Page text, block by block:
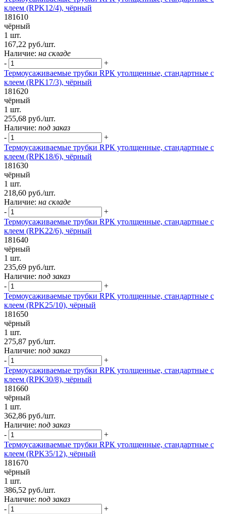
клеем (RPK12/4), чёрный
181610
чёрный
1 шт.
167,22 руб./шт.
Наличие: на складе
-
+
Термоусаживаемые трубки RPК утолщенные, стандартные с
клеем (RPK17/3), чёрный
181620
чёрный
1 шт.
255,68 руб./шт.
Наличие: под заказ
-
+
Термоусаживаемые трубки RPК утолщенные, стандартные с
клеем (RPK18/6), чёрный
181630
чёрный
1 шт.
218,60 руб./шт.
Наличие: на складе
-
+
Термоусаживаемые трубки RPК утолщенные, стандартные с
клеем (RPK22/6), чёрный
181640
чёрный
1 шт.
235,69 руб./шт.
Наличие: под заказ
-
+
Термоусаживаемые трубки RPК утолщенные, стандартные с
клеем (RPK25/10), чёрный
181650
чёрный
1 шт.
275,87 руб./шт.
Наличие: под заказ
-
+
Термоусаживаемые трубки RPК утолщенные, стандартные с
клеем (RPK30/8), чёрный
181660
чёрный
1 шт.
362,86 руб./шт.
Наличие: под заказ
-
+
Термоусаживаемые трубки RPК утолщенные, стандартные с
клеем (RPK35/12), чёрный
181670
чёрный
1 шт.
386,52 руб./шт.
Наличие: под заказ
-
+